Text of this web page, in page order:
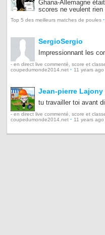
Ghana-Allemagne
scores ne veulent rien
Top 5 des meilleurs matches de poules ·
SergioSergio
Impressionnant les
- en direct live commenté, score et
coupedumonde2014.net · 11 years ago
Jean-pierre Lajony
tu travailler toi avant
- en direct live commenté, score et
coupedumonde2014.net · 11 years ago